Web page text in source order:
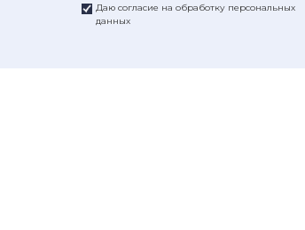
Даю согласие на обработку персональных
данных